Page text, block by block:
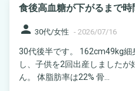
食後高血糖が下がるまで時
person 30代/女性 - 2026/07/16
30代後半です。 162cm49kg
し、子供を2回出産しました
ん。 体脂肪率は22% 骨...